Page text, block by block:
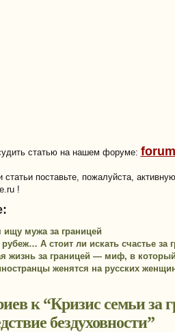
статью на нашем форуме:
статьи поставьте, пожалуйста,
!
ищу мужа за границей
А стоит ли искать счастье за
жизнь за границей — миф, в
женятся на русских
к “Кризис семьи за
бездуховности”